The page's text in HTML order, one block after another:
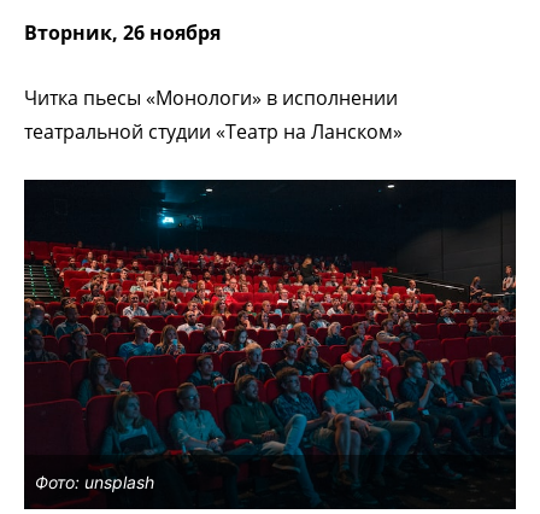
Вторник, 26 ноября
Читка пьесы «Монологи» в исполнении
театральной студии «Театр на Ланском»
Фото: unsplash